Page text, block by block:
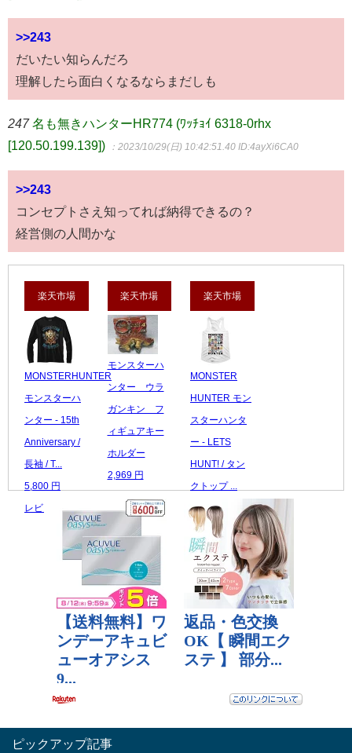
>>243
だいたい知らんだろ
理解したら面白くなるならまだしも
247 名も無きハンターHR774 (ﾜｯﾁｮｲ 6318-0rhx
[120.50.199.139])
：2023/10/29(日) 10:42:51.40 ID:4ayXi6CA0
>>243
コンセプトさえ知ってれば納得できるの？
経営側の人間かな
楽天市場
MONSTERHUNTER
モンスターハ
ンター - 15th
Anniversary /
長袖 / T...
5,800 円
レビュー数：0
楽天市場
モンスターハ
ンター ウラ
ガンキン フ
ィギュアキー
ホルダー
2,969 円
楽天市場
MONSTER
HUNTER モン
スターハンタ
ー - LETS
HUNT! / タン
クトップ ...
3,480 円
レビュー数：0
ピックアップ記事